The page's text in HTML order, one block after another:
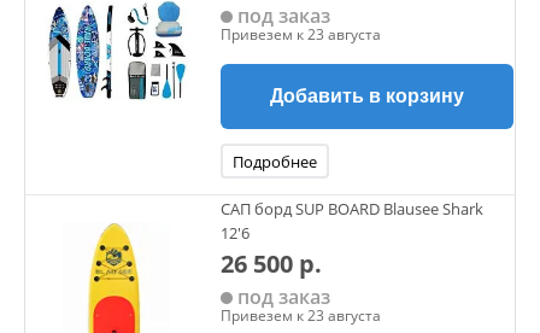
под заказ
Привезем к 23 августа
Добавить в корзину
Подробнее
САП борд SUP BOARD Blausee Shark
12'6
26 500 р.
под заказ
Привезем к 23 августа